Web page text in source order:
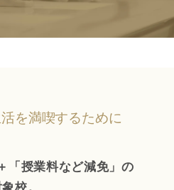
を満喫するために
「授業料など減免」の
校。